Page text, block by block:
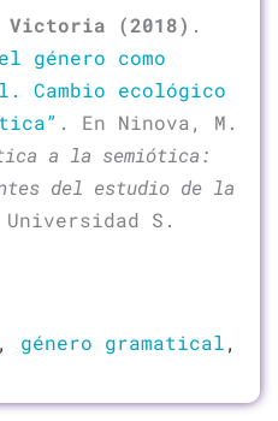
Victoria (2018) .
género como
Cambio ecológico
. En Ninova, M.
a la semiótica:
del estudio de la
S.
, género gramatical,